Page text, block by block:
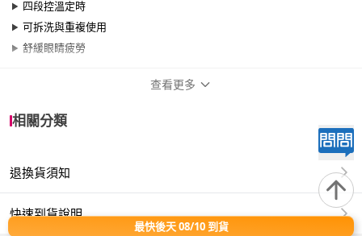
四段控溫定時
可拆洗與重複使用
舒緩眼睛疲勞
品牌名稱
類型
保固資訊
查看更多
相關分類
退換貨須知
快速到貨說明
最快後天 08/10 到貨